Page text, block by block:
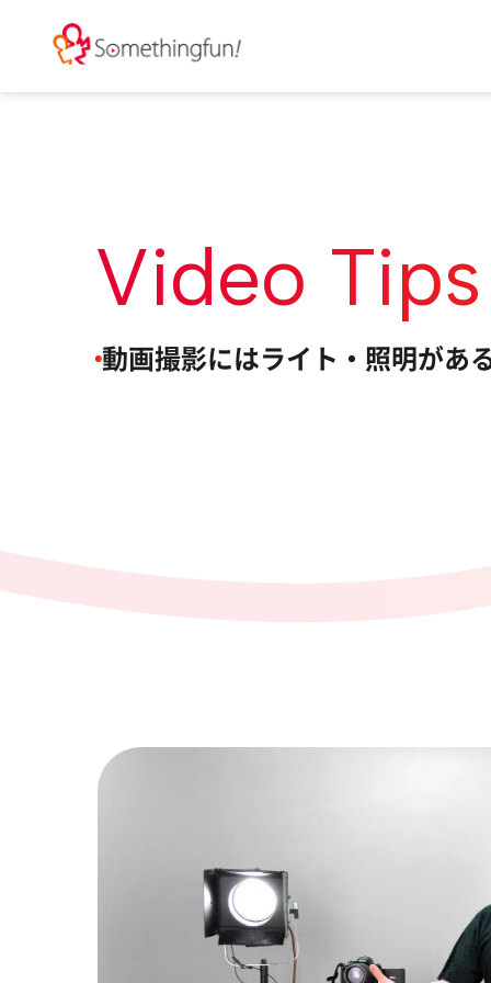
Video Tips
動画撮影にはライト・照明があ